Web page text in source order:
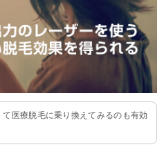
医療脱毛に乗り換えてみるのも有効